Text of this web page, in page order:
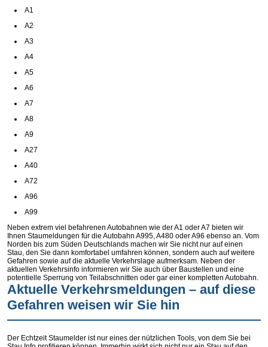
A1
A2
A3
A4
A5
A6
A7
A8
A9
A27
A40
A72
A96
A99
Neben extrem viel befahrenen Autobahnen wie der A1 oder A7 bieten wir
Ihnen Staumeldungen für die Autobahn A995, A480 oder A96 ebenso an. Vom
Norden bis zum Süden Deutschlands machen wir Sie nicht nur auf einen
Stau, den Sie dann komfortabel umfahren können, sondern auch auf weitere
Gefahren sowie auf die aktuelle Verkehrslage aufmerksam. Neben der
aktuellen Verkehrsinfo informieren wir Sie auch über Baustellen und eine
potentielle Sperrung von Teilabschnitten oder gar einer kompletten Autobahn.
Aktuelle Verkehrsmeldungen – auf diese
Gefahren weisen wir Sie hin
Der Echtzeit Staumelder ist nur eines der nützlichen Tools, von dem Sie bei